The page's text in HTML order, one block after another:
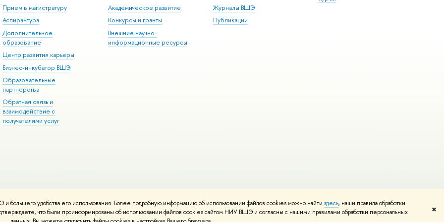
удобства его использования. Более подробную информацию об использовании файлов cookies можно найти здесь, наши правила обработки
что были проинформированы об использовании файлов cookies сайтом НИУ ВШЭ и согласны с нашими правилами обработки персональных
✖
Прием в магистратуру
Аспирантура
Дополнительное
образование
Центр развития карьеры
Бизнес-инкубатор ВШЭ
Образовательные
партнерства
Обратная связь и
взаимодействие с
получателями услуг
Академическое развитие
Конкурсы и гранты
Внешние научно-
информационные ресурсы
Журналы ВШЭ
Публикации
Редактору
Условия использования материалов Политика конфиденциальности Карта сайта
вШколе дизайна НИУ ВШЭ